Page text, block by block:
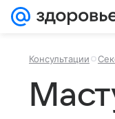
Консультации